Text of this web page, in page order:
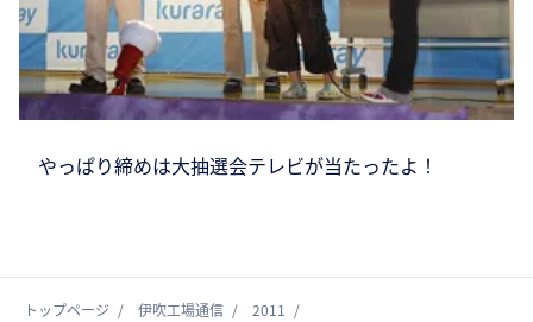
やっぱり締めは大抽選会テレビが当たったよ！
トップページ 伊吹工場通信 2011